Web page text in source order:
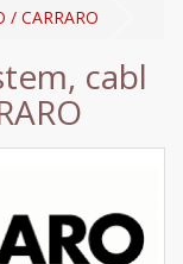
CARRARO
cabl